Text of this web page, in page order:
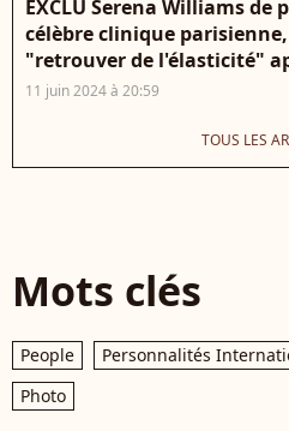
EXCLU Serena Williams de
célèbre clinique
"retrouver de l'élasticité"
11 juin 2024 à 20:59
TOUS LES
Mots clés
People Personnalités
Photo